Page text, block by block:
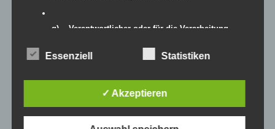
g) Verantwortlicher oder für die Verarbeitung
Verantwortlicher oder für die Verarbeitung
Person, Behörde, Einrichtung oder andere Stelle, die
allein oder gemeinsam mit anderen über die Zwecke
und Mittel der Verarbeitung von personenbezogenen
Daten entscheidet. Sind die Zwecke und Mittel dieser
Verarbeitung durch das Unionsrecht oder das Recht der
Mitgliedstaaten vorgegeben, so kann der
Essenziell Statistiken
✓ Akzeptieren